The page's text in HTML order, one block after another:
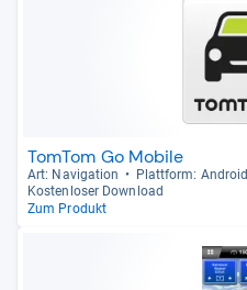
TomTom Go Mobile
Art: Navi­ga­tion Platt­form: Android
Kos­ten­lo­ser Dow­n­load
Zum Produkt